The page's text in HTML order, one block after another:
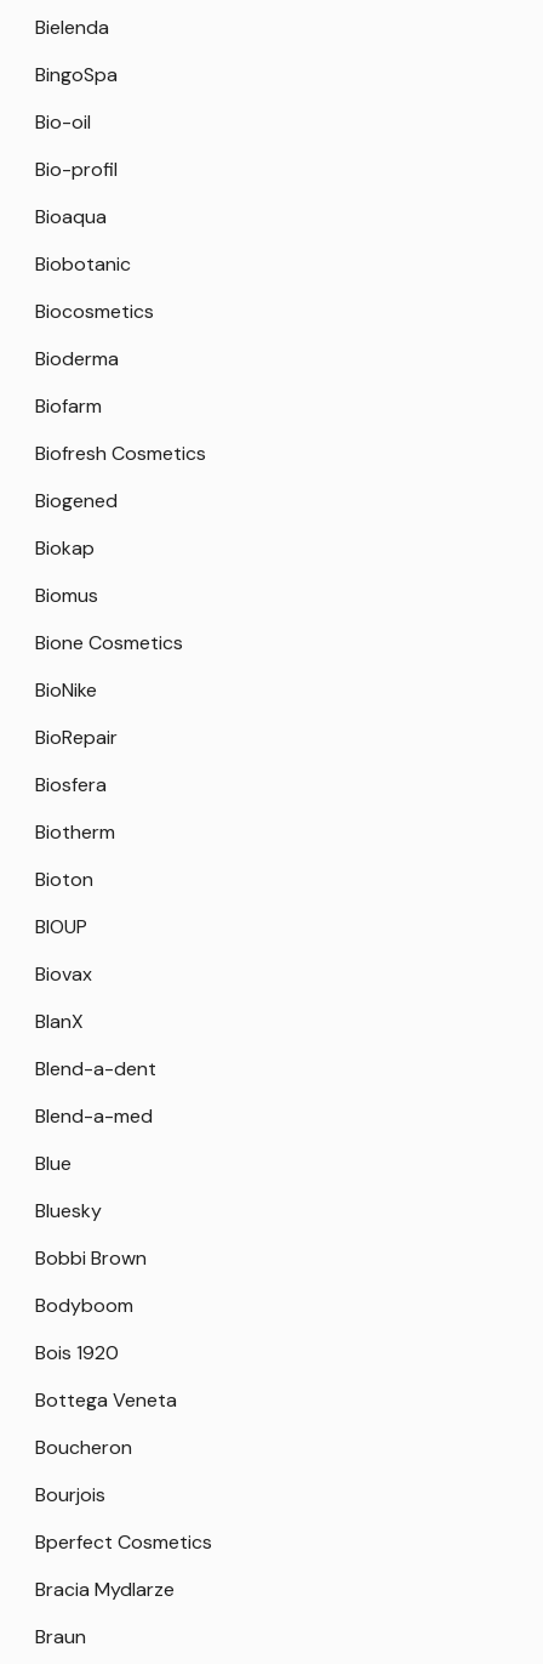
Bielenda
BingoSpa
Bio-oil
Bio-profil
Bioaqua
Biobotanic
Biocosmetics
Bioderma
Biofarm
Biofresh Cosmetics
Biogened
Biokap
Biomus
Bione Cosmetics
BioNike
BioRepair
Biosfera
Biotherm
Bioton
BIOUP
Biovax
BlanX
Blend-a-dent
Blend-a-med
Blue
Bluesky
Bobbi Brown
Bodyboom
Bois 1920
Bottega Veneta
Boucheron
Bourjois
Bperfect Cosmetics
Bracia Mydlarze
Braun